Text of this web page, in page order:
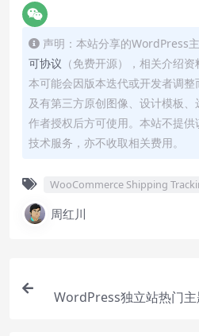
声明：本站分享的WordPress
可协议 （免费开源），相关介绍
本可能会因版本迭代或开发者调
及有第三方原创图像、设计模板
作者授权后方可使用。本站不提
技术服务，亦不收取相关费用。
WooCommerce Shipping
周红川
WordPress独立站热门